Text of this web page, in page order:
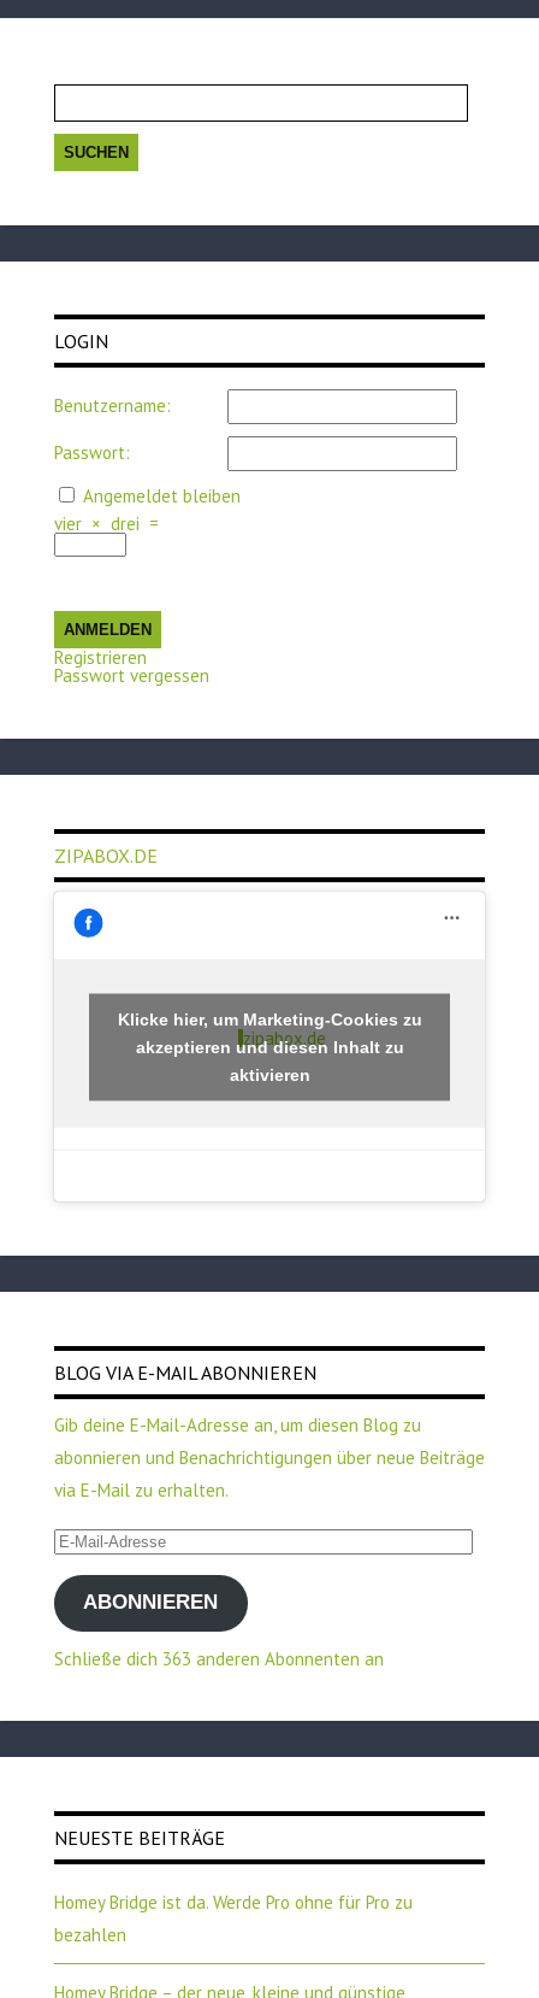
nach:
LOGIN
Benutzername:
Passwort:
Angemeldet bleiben
vier × drei =
ANMELDEN
Registrieren
Passwort vergessen
ZIPABOX.DE
zipabox.de
Klicke hier, um Marketing-Cookies zu
akzeptieren und diesen Inhalt zu
aktivieren
BLOG VIA E-MAIL ABONNIEREN
Gib deine E-Mail-Adresse an, um diesen Blog zu
abonnieren und Benachrichtigungen über neue Beiträge
via E-Mail zu erhalten.
E-
Mail-
AdresseABONNIEREN
Schließe dich 363 anderen Abonnenten an
NEUESTE BEITRÄGE
Homey Bridge ist da. Werde Pro ohne für Pro zu
bezahlen
Homey Bridge – der neue, kleine und günstige